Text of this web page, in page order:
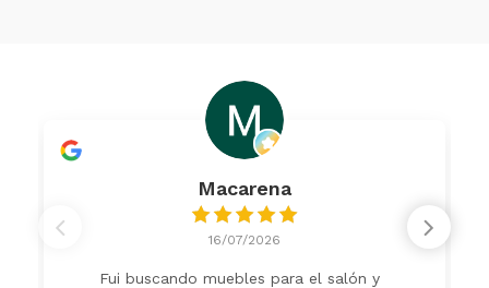
Macarena
16/07/2026
Fui buscando muebles para el salón y